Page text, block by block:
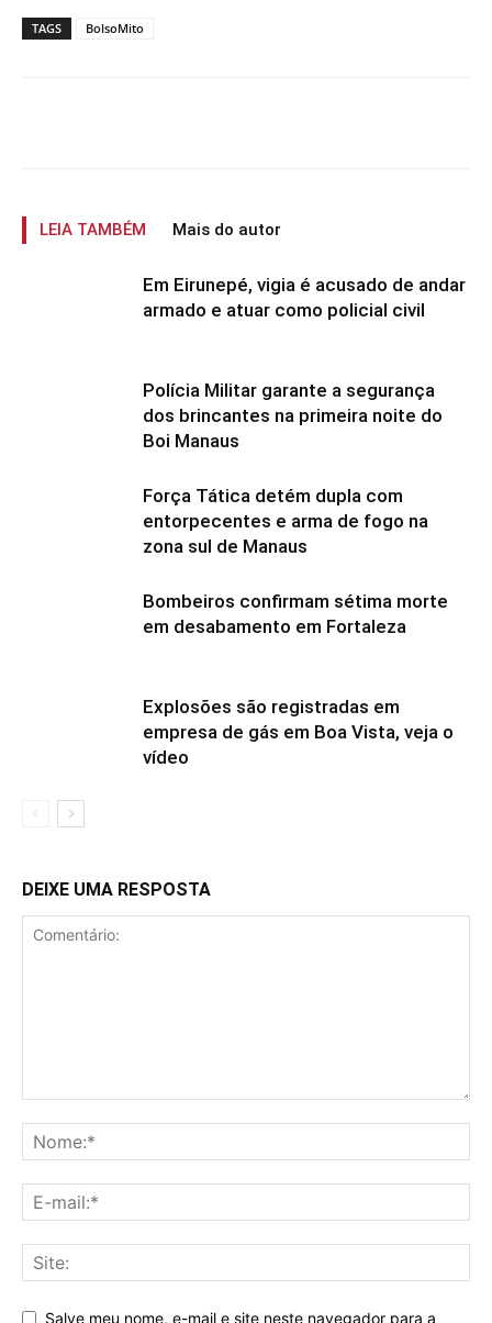
TAGS BolsoMito
LEIA TAMBÉM Mais do autor
Em Eirunepé, vigia é acusado de andar
armado e atuar como policial civil
Polícia Militar garante a segurança
dos brincantes na primeira noite do
Boi Manaus
Força Tática detém dupla com
entorpecentes e arma de fogo na
zona sul de Manaus
Bombeiros confirmam sétima morte
em desabamento em Fortaleza
Explosões são registradas em
empresa de gás em Boa Vista, veja o
vídeo
DEIXE UMA RESPOSTA
Salve meu nome, e-mail e site neste navegador para a